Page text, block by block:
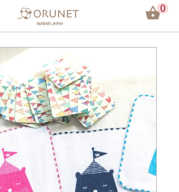
會員登入
方巾／手帕
毛巾／浴巾
嬰兒用品
彌月禮盒
0